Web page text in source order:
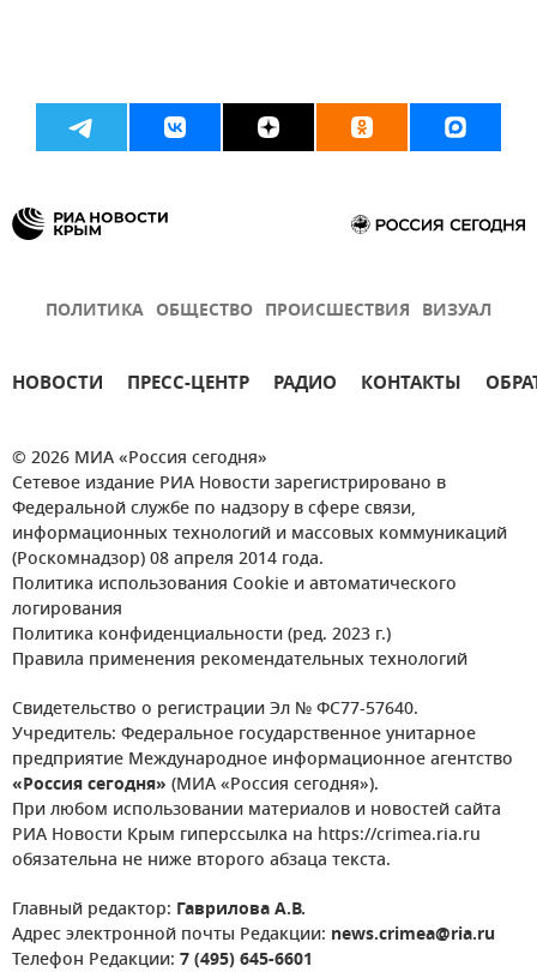
ПОЛИТИКА ОБЩЕСТВО ПРОИСШЕСТВИЯ ВИЗУАЛ
НОВОСТИ ПРЕСС-ЦЕНТР РАДИО КОНТАКТЫ
© 2026 МИА «Россия сегодня»
Сетевое издание РИА Новости зарегистрировано в
Федеральной службе по надзору в сфере связи,
информационных технологий и массовых коммуникаций
(Роскомнадзор) 08 апреля 2014 года.
Политика использования Cookie и автоматического
логирования
Политика конфиденциальности (ред. 2023 г.)
Правила применения рекомендательных технологий
Свидетельство о регистрации Эл № ФС77-57640.
Учредитель: Федеральное государственное унитарное
предприятие Международное информационное агентство
«Россия сегодня» (МИА «Россия сегодня»).
При любом использовании материалов и новостей сайта
РИА Новости Крым гиперссылка на https://crimea.ria.ru
обязательна не ниже второго абзаца текста.
Главный редактор: Гаврилова А.В.
Адрес электронной почты Редакции: news.crimea@ria.ru
Телефон Редакции: 7 (495) 645-6601